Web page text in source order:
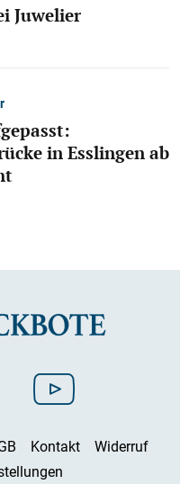
Juwelier
in Esslingen ab
Kontakt
Widerruf